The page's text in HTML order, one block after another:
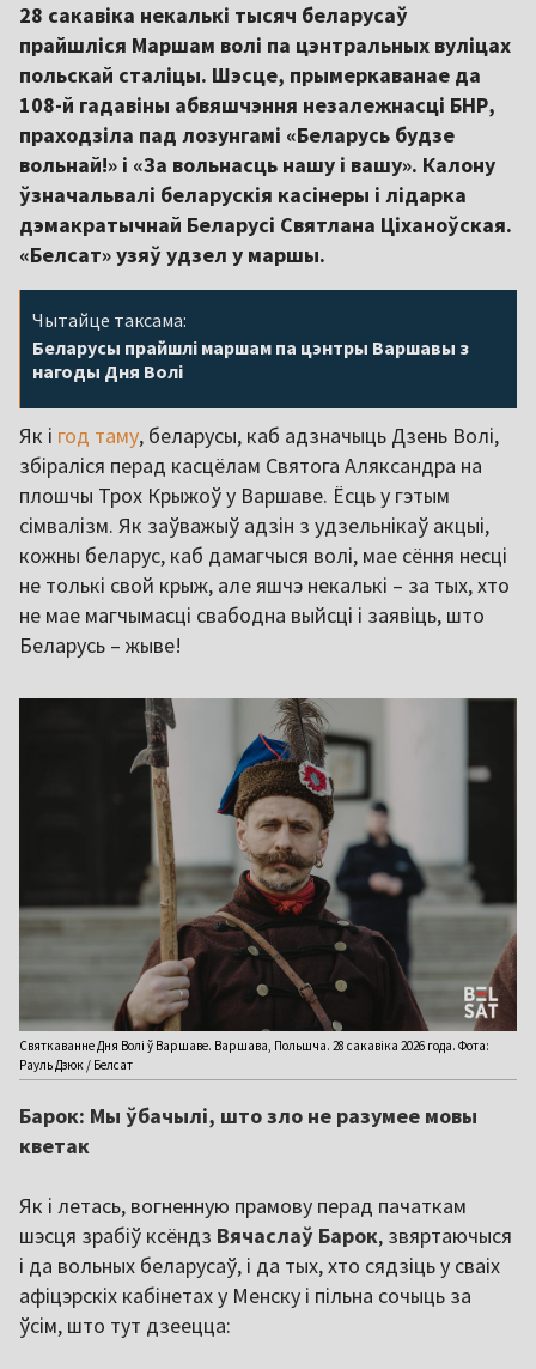
28 сакавіка некалькі тысяч беларусаў
прайшліся Маршам волі па цэнтральных вуліцах
польскай сталіцы. Шэсце, прымеркаванае да
108-й гадавіны абвяшчэння незалежнасці БНР,
праходзіла пад лозунгамі «Беларусь будзе
вольнай!» і «За вольнасць нашу і вашу». Калону
ўзначальвалі беларускія касінеры і лідарка
дэмакратычнай Беларусі Святлана Ціханоўская.
«Белсат» узяў удзел у маршы.
Чытайце таксама:
Беларусы прайшлі маршам па цэнтры Варшавы з
нагоды Дня Волі
Як і год таму, беларусы, каб адзначыць Дзень Волі,
збіраліся перад касцёлам Святога Аляксандра на
плошчы Трох Крыжоў у Варшаве. Ёсць у гэтым
сімвалізм. Як заўважыў адзін з удзельнікаў акцыі,
кожны беларус, каб дамагчыся волі, мае сёння несці
не толькі свой крыж, але яшчэ некалькі – за тых, хто
не мае магчымасці свабодна выйсці і заявіць, што
Беларусь – жыве!
Святкаванне Дня Волі ў Варшаве. Варшава, Польшча. 28 сакавіка 2026 года. Фота:
Рауль Дзюк / Белсат
Барок: Мы ўбачылі, што зло не разумее мовы
кветак
Як і летась, вогненную прамову перад пачаткам
шэсця зрабіў ксёндз Вячаслаў Барок, звяртаючыся
і да вольных беларусаў, і да тых, хто сядзіць у сваіх
афіцэрскіх кабінетах у Менску і пільна сочыць за
ўсім, што тут дзеецца: